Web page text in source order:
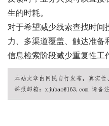
生的时耗。
对于希望减少线索查找时间
力、多渠道覆盖、触达准
信息检索阶段减少重复性工